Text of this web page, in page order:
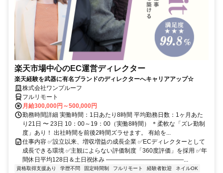
楽天市場中心のEC運営ディレクター
楽天経験を武器に有名ブランドのディレクターへキャリアアップ☆
株式会社ワンプルーフ
フルリモート
月給300,000円～500,000円
勤務時間詳細 実働時間：1日あたり8時間 平均勤務日数：1ヶ月あた
り21日 〜 23日 10：00～19：00（実働8時間） ＊柔軟な「ズレ勤制
度」あり！ 出社時間を前後2時間ズラせます。 有給を...
仕事内容 ✅設立以来、増収増益の成長企業 ✅ECディレクターとして
成長できる環境 ✅主観によらない評価制度「360度評価」を採用 ✅年
間休日平均128日＆土日祝休み ―――――――――――――...
資格取得支援あり 学歴不問 固定時間制 フルリモート 経験者歓迎
ネイルOK